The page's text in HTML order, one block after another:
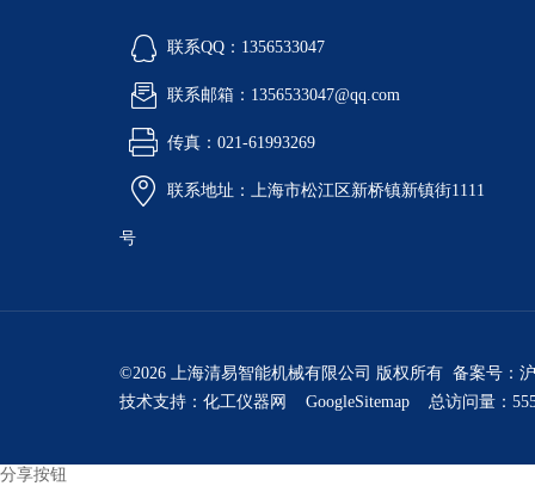
联系QQ：1356533047
联系邮箱：1356533047@qq.com
传真：021-61993269
联系地址：上海市松江区新桥镇新镇街1111
号
©2026 上海清易智能机械有限公司 版权所有 备案号：
技术支持： 化工仪器网 GoogleSitemap 总访问量：
分享按钮